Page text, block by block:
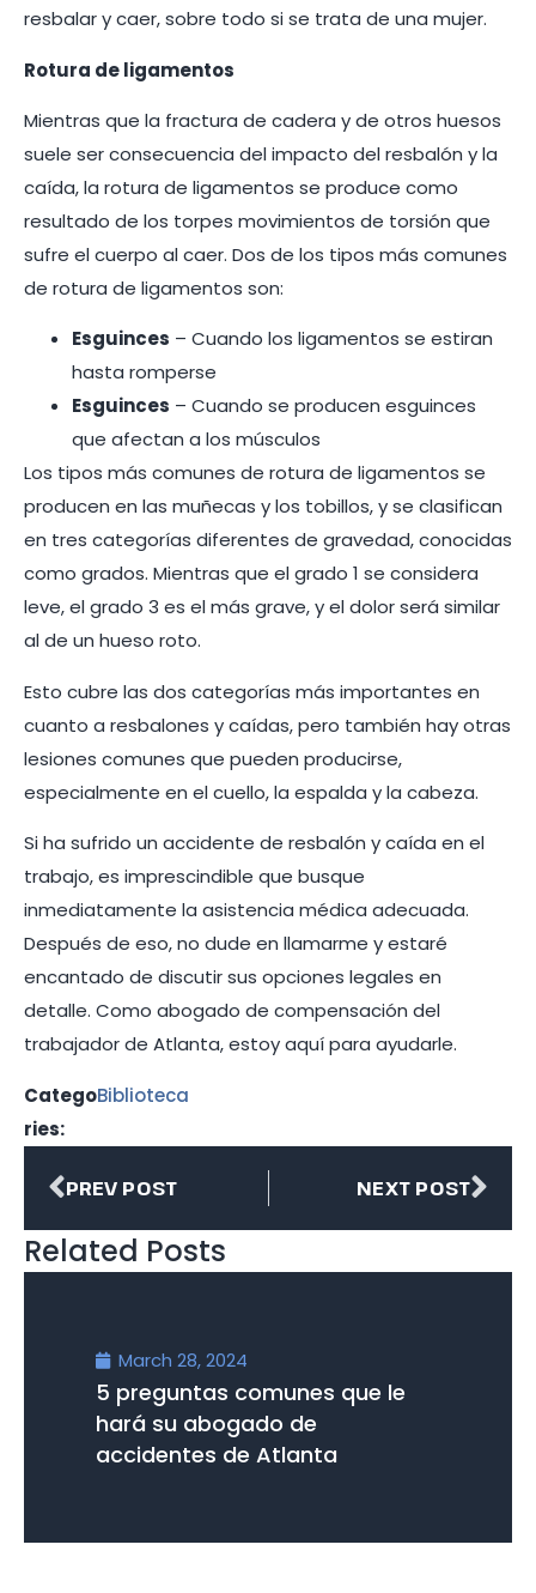
Related Posts
March 28, 2024
5 preguntas comunes que le
hará su abogado de
accidentes de Atlanta
resbalar y caer, sobre todo si se trata de una mujer.
Rotura de ligamentos
Mientras que la fractura de cadera y de otros huesos
suele ser consecuencia del impacto del resbalón y la
caída, la rotura de ligamentos se produce como
resultado de los torpes movimientos de torsión que
sufre el cuerpo al caer. Dos de los tipos más comunes
de rotura de ligamentos son:
Esguinces – Cuando los ligamentos se estiran
hasta romperse
Esguinces – Cuando se producen esguinces
que afectan a los músculos
Los tipos más comunes de rotura de ligamentos se
producen en las muñecas y los tobillos, y se clasifican
en tres categorías diferentes de gravedad, conocidas
como grados. Mientras que el grado 1 se considera
leve, el grado 3 es el más grave, y el dolor será similar
al de un hueso roto.
Esto cubre las dos categorías más importantes en
cuanto a resbalones y caídas, pero también hay otras
lesiones comunes que pueden producirse,
especialmente en el cuello, la espalda y la cabeza.
Si ha sufrido un accidente de resbalón y caída en el
trabajo, es imprescindible que busque
inmediatamente la asistencia médica adecuada.
Después de eso, no dude en llamarme y estaré
encantado de discutir sus opciones legales en
detalle. Como abogado de compensación del
trabajador de Atlanta, estoy aquí para ayudarle.
Catego
ries:
Biblioteca
PREV POST NEXT POST